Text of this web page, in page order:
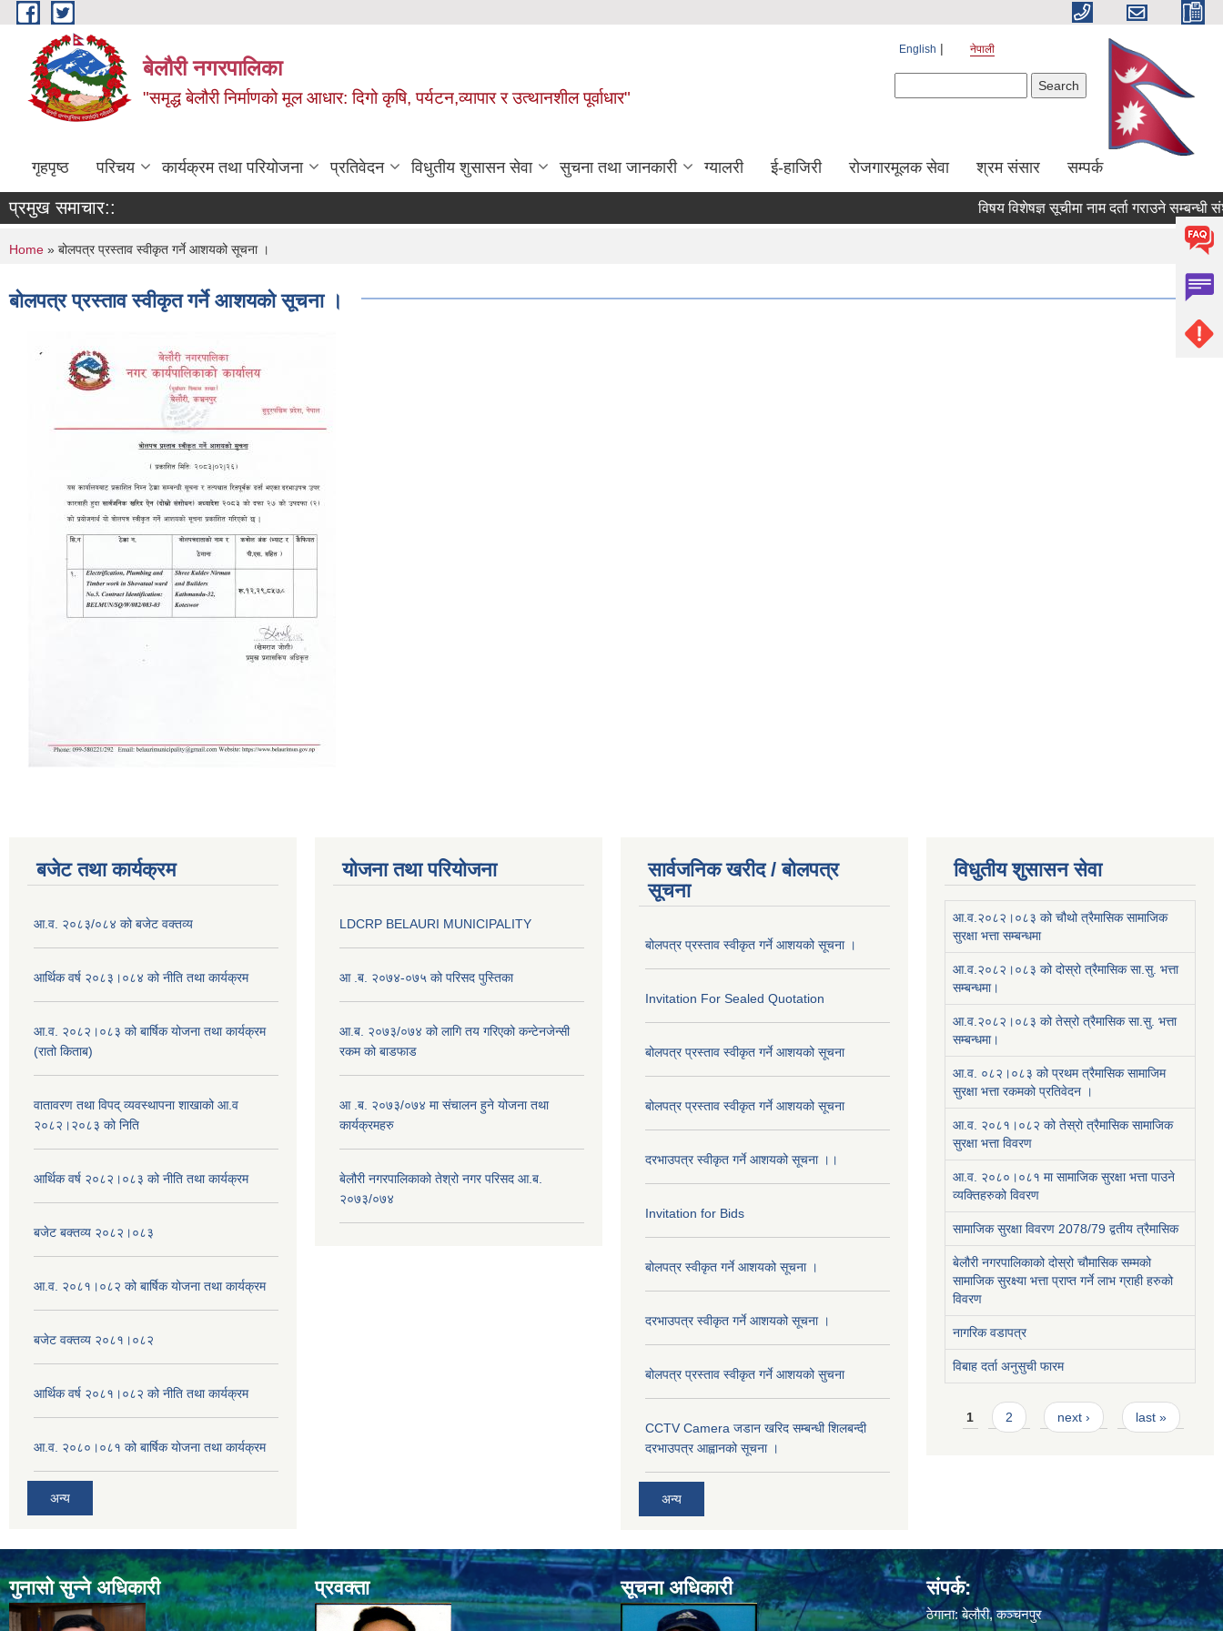
Skip to main content
बेलौरी नगरपालिका
"समृद्ध बेलौरी निर्माणको मूल आधार: दिगो कृषि, पर्यटन,व्यापार र उत्थानशील पूर्वाधार"
English नेपाली
गृहपृष्ठ परिचय कार्यक्रम तथा परियोजना प्रतिवेदन विधुतीय शुसासन सेवा सुचना तथा जानकारी ग्यालरी ई-हाजिरी रोजगारमूलक सेवा श्रम संसार सम्पर्क
प्रमुख समाचार:: विषय विशेषज्ञ सूचीमा नाम दर्ता गराउने सम्बन्धी
You are here
Home » बोलपत्र प्रस्ताव स्वीकृत गर्ने आशयको सूचना ।
बोलपत्र प्रस्ताव स्वीकृत गर्ने आशयको सूचना ।
बजेट तथा कार्यक्रम
आ.व. २०८३/०८४ को बजेट वक्तव्य
आर्थिक वर्ष २०८३।०८४ को नीति तथा कार्यक्रम
आ.व. २०८२।०८३ को बार्षिक योजना तथा कार्यक्रम
(रातो किताब)
वातावरण तथा विपद् व्यवस्थापना शाखाको आ.व
२०८२।२०८३ को निति
आर्थिक वर्ष २०८२।०८३ को नीति तथा कार्यक्रम
बजेट बक्तव्य २०८२।०८३
आ.व. २०८१।०८२ को बार्षिक योजना तथा कार्यक्रम
बजेट वक्तव्य २०८१।०८२
आर्थिक वर्ष २०८१।०८२ को नीति तथा कार्यक्रम
आ.व. २०८०।०८१ को बार्षिक योजना तथा कार्यक्रम
अन्य
योजना तथा परियोजना
LDCRP BELAURI MUNICIPALITY
आ .ब. २०७४-०७५ को परिसद पुस्तिका
आ.ब. २०७३/०७४ को लागि तय गरिएको कन्टेनजेन्सी
रकम को बाडफाड
आ .ब. २०७३/०७४ मा संचालन हुने योजना तथा
कार्यक्रमहरु
बेलौरी नगरपालिकाको तेश्रो नगर परिसद आ.ब.
२०७३/०७४
सार्वजनिक खरीद / बोलपत्र
सूचना
बोलपत्र प्रस्ताव स्वीकृत गर्ने आशयको सूचना ।
Invitation For Sealed Quotation
बोलपत्र प्रस्ताव स्वीकृत गर्ने आशयको सूचना
बोलपत्र प्रस्ताव स्वीकृत गर्ने आशयको सूचना
दरभाउपत्र स्वीकृत गर्ने आशयको सूचना ।।
Invitation for Bids
बोलपत्र स्वीकृत गर्ने आशयको सूचना ।
दरभाउपत्र स्वीकृत गर्ने आशयको सूचना ।
बोलपत्र प्रस्ताव स्वीकृत गर्ने आशयको सुचना
CCTV Camera जडान खरिद सम्बन्धी शिलबन्दी
दरभाउपत्र आह्वानको सूचना ।
अन्य
विधुतीय शुसासन सेवा
आ.व.२०८२।०८३ को चौथो त्रैमासिक सामाजिक
सुरक्षा भत्ता सम्बन्धमा
आ.व.२०८२।०८३ को दोस्रो त्रैमासिक सा.सु. भत्ता
सम्बन्धमा।
आ.व.२०८२।०८३ को तेस्रो त्रैमासिक सा.सु. भत्ता
सम्बन्धमा।
आ.व. ०८२।०८३ को प्रथम त्रैमासिक सामाजिम
सुरक्षा भत्ता रकमको प्रतिवेदन ।
आ.व. २०८१।०८२ को तेस्रो त्रैमासिक सामाजिक
सुरक्षा भत्ता विवरण
आ.व. २०८०।०८१ मा सामाजिक सुरक्षा भत्ता पाउने
व्यक्तिहरुको विवरण
सामाजिक सुरक्षा विवरण 2078/79 द्वतीय त्रैमासिक
बेलौरी नगरपालिकाको दोस्रो चौमासिक सम्मको
सामाजिक सुरक्ष्या भत्ता प्राप्त गर्ने लाभ ग्राही हरुको
विवरण
नागरिक वडापत्र
विबाह दर्ता अनुसुची फारम
Pages
1 2 next › last »
गुनासो सुन्ने अधिकारी प्रवक्ता सूचना अधिकारी संपर्क:
ठेगाना: बेलौरी, कञ्चनपुर